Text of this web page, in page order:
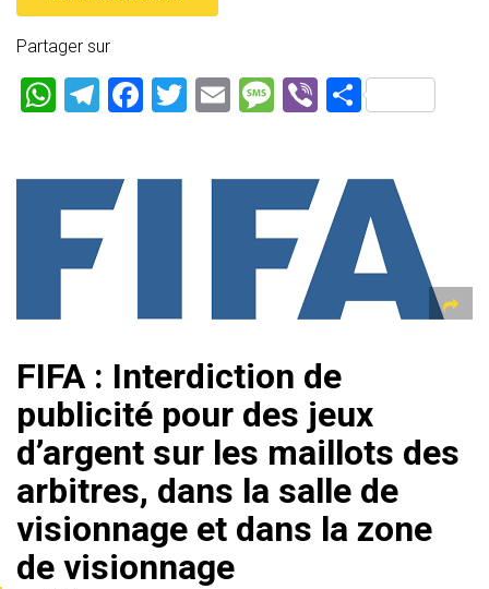
Partager sur
W
s
A
p
T
gr
a
F
T
E
M
a
g
e
Vi P
er
FIFA : Interdiction de
publicité pour des jeux
d’argent sur les maillots des
arbitres, dans la salle de
visionnage et dans la zone
de visionnage